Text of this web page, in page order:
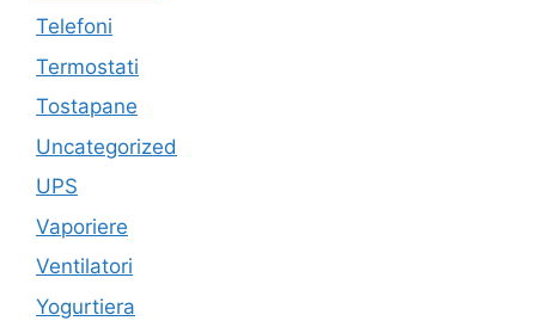
Telefoni
Termostati
Tostapane
Uncategorized
UPS
Vaporiere
Ventilatori
Yogurtiera